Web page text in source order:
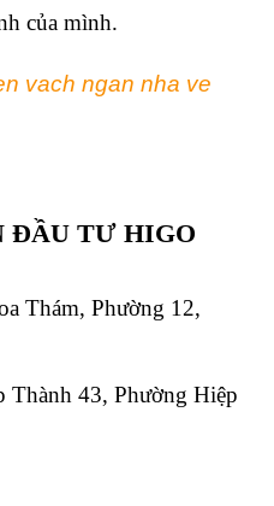
của mình.
vach ngan nha ve
ĐẦU TƯ HIGO
Thám, Phường 12,
Thành 43, Phường Hiệp